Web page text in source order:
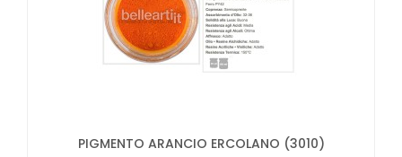
PIGMENTO ARANCIO ERCOLANO (3010)